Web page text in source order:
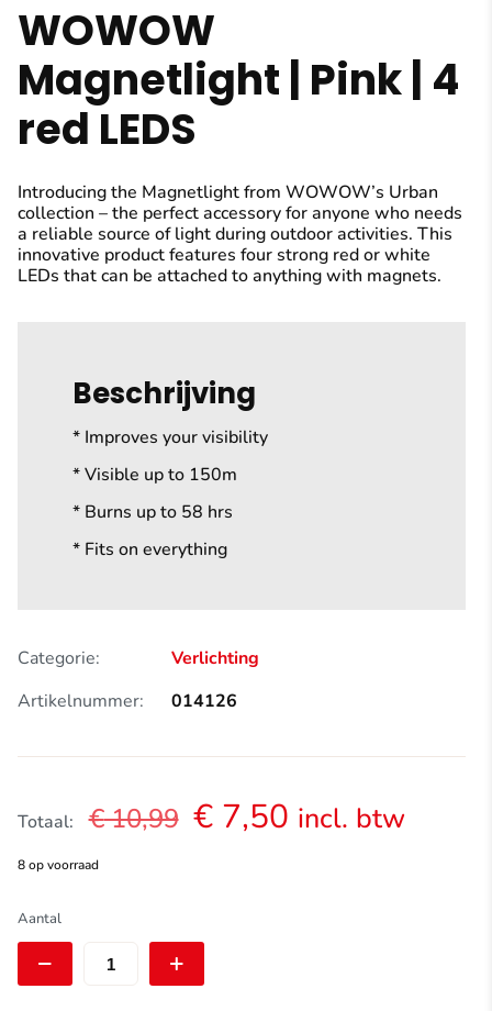
WOWOW
Magnetlight | Pink | 4
red LEDS
Introducing the Magnetlight from WOWOW’s Urban
collection – the perfect accessory for anyone who needs
a reliable source of light during outdoor activities. This
innovative product features four strong red or white
LEDs that can be attached to anything with magnets.
Beschrijving
* Improves your visibility
* Visible up to 150m
* Burns up to 58 hrs
* Fits on everything
Categorie:
Verlichting
Artikelnummer:
014126
Totaal: €10,99 Oorspronkelijke
€7,50Huidige
incl. btw
8 op voorraad
Aantal
WOWOW
Magnetlight
Pink